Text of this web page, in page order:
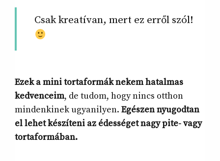
Csak kreatívan, mert ez erről szól!
Ezek a mini tortaformák nekem hatalmas
kedvenceim, de tudom, hogy nincs otthon
mindenkinek ugyanilyen. Egészen nyugodtan
el lehet készíteni az édességet nagy pite- vagy
tortaformában.